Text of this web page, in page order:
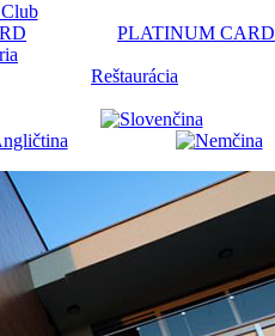
PLATINUM CARD
Reštaurácia